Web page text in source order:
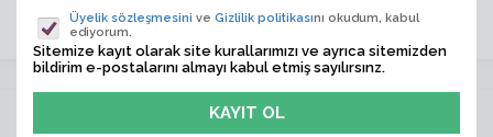
ÜYE ARA
VİTRİN
Üyelik sözleşmesini ve Gizlilik politikasını okudum, kabul
ediyorum.
Sitemize kayıt olarak site kurallarımızı ve ayrıca sitemizden
bildirim e-postalarını almayı kabul etmiş sayılırsınz.